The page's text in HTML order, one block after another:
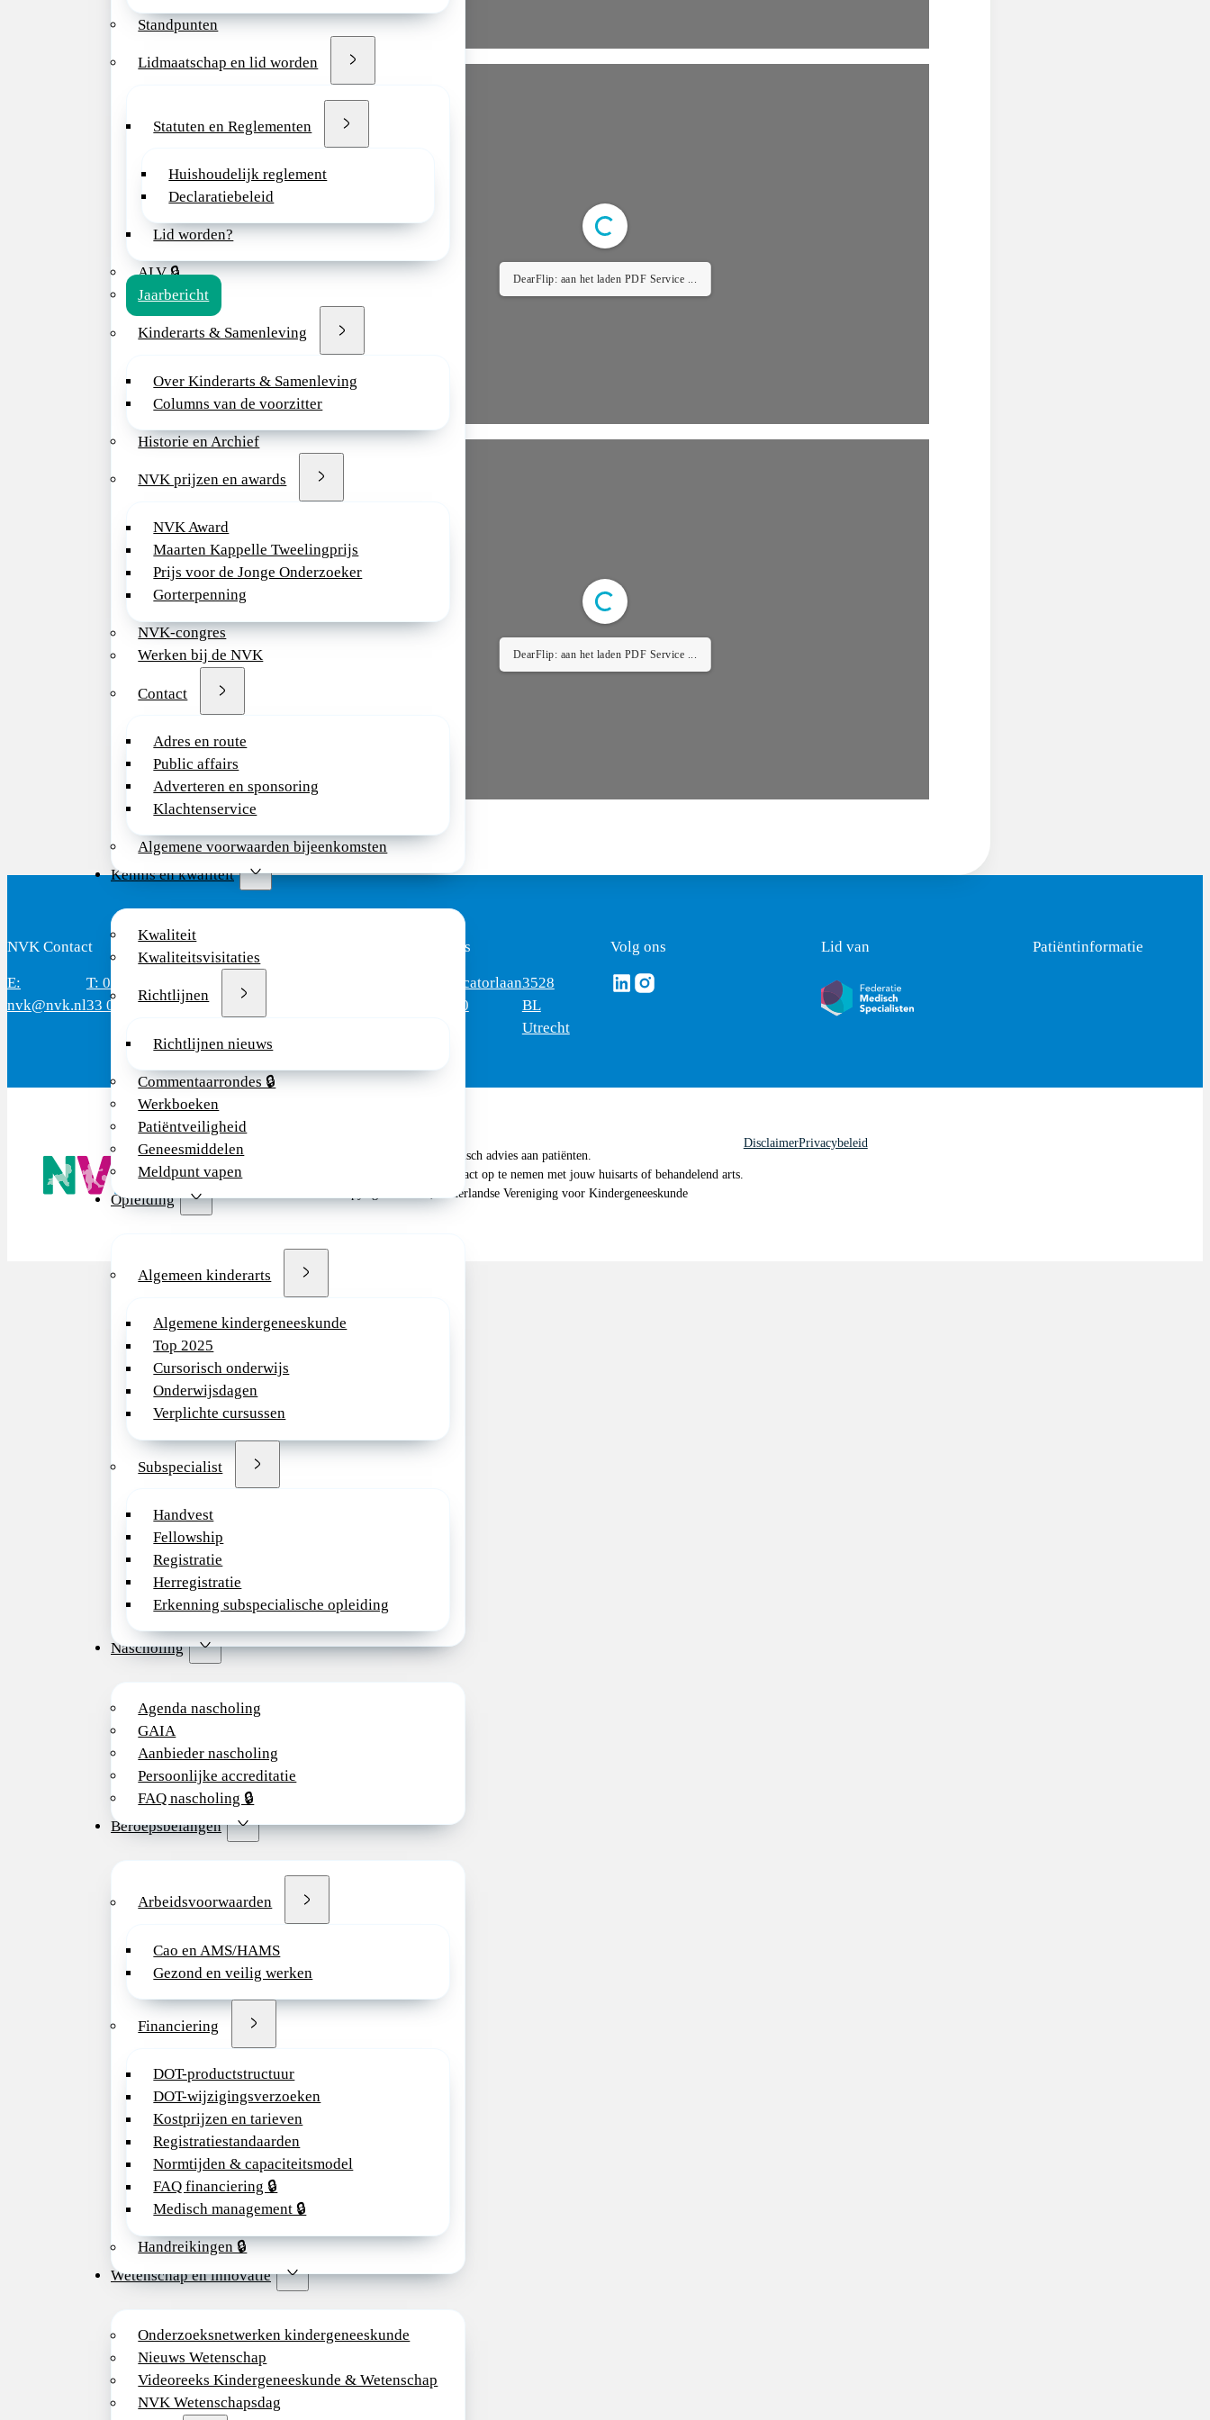
Standpunten
Lidmaatschap en lid worden
Statuten en Reglementen
Huishoudelijk reglement
Declaratiebeleid
Lid worden?
ALV 🔒
Jaarbericht
Kinderarts & Samenleving
Over Kinderarts & Samenleving
Columns van de voorzitter
Historie en Archief
NVK prijzen en awards
NVK Award
Maarten Kappelle Tweelingprijs
Prijs voor de Jonge Onderzoeker
Gorterpenning
NVK-congres
Werken bij de NVK
Contact
Adres en route
Public affairs
Adverteren en sponsoring
Klachtenservice
Algemene voorwaarden bijeenkomsten
Kennis en kwaliteit
Kwaliteit
Kwaliteitsvisitaties
Richtlijnen
Richtlijnen nieuws
Commentaarrondes 🔒
Werkboeken
Patiëntveiligheid
Geneesmiddelen
Meldpunt vapen
Opleiding
Algemeen kinderarts
Algemene kindergeneeskunde
Top 2025
Cursorisch onderwijs
Onderwijsdagen
Verplichte cursussen
Subspecialist
Handvest
Fellowship
Registratie
Herregistratie
Erkenning subspecialische opleiding
Nascholing
Agenda nascholing
GAIA
Aanbieder nascholing
Persoonlijke accreditatie
FAQ nascholing 🔒
Beroepsbelangen
Arbeidsvoorwaarden
Cao en AMS/HAMS
Gezond en veilig werken
Financiering
DOT-productstructuur
DOT-wijzigingsverzoeken
Kostprijzen en tarieven
Registratiestandaarden
Normtijden & capaciteitsmodel
FAQ financiering 🔒
Medisch management 🔒
Handreikingen 🔒
Wetenschap en innovatie
Onderzoeksnetwerken kindergeneeskunde
Nieuws Wetenschap
Videoreeks Kindergeneeskunde & Wetenschap
NVK Wetenschapsdag
DearFlip: aan het laden PDF Service ...
DearFlip: aan het laden PDF Service ...
NVK Contact
E:
nvk@nvk.nl
T: 088 - 282
33 06
(werkdagen)
Bezoekadres
Mercatorlaan
1200
3528
BL
Utrecht
Volg ons
Volg ons via Linkedin
Volg ons via Instagram
Lid van Patiëntinformatie
De NVK geeft geen medisch advies aan patiënten.
Wij adviseren je om contact op te nemen met jouw huisarts of behandelend arts.
Copyright © 2026, Nederlandse Vereniging voor Kindergeneeskunde
DisclaimerPrivacybeleid